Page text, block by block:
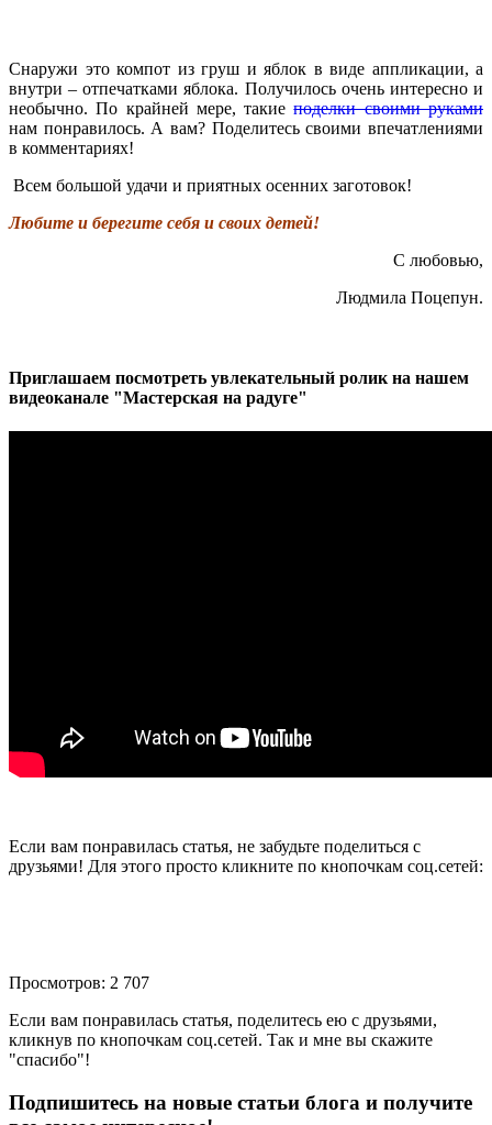
Снаружи это компот из груш и яблок в виде аппликации, а
внутри – отпечатками яблока. Получилось очень интересно и
необычно. По крайней мере, такиеподелки своими руками
нам понравилось. А вам? Поделитесь своими впечатлениями
в комментариях!
Всем большой удачи и приятных осенних заготовок!
Любите и берегите себя и своих детей!
С любовью,
Людмила Поцепун.
Приглашаем посмотреть увлекательный ролик на нашем
видеоканале "Мастерская на радуге"
Если вам понравилась статья, не забудьте поделиться с
друзьями! Для этого просто кликните по кнопочкам соц.сетей:
Просмотров: 2 707
Если вам понравилась статья, поделитесь ею с друзьями,
кликнув по кнопочкам соц.сетей. Так и мне вы скажите
"спасибо"!
Подпишитесь на новые статьи блога и получите